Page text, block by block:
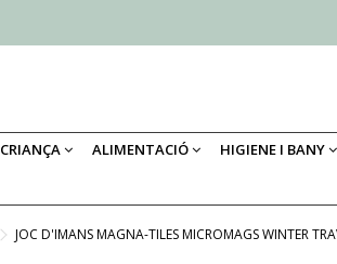
CRIANÇA ALIMENTACIÓ HIGIENE I BANY
JOC D'IMANS MAGNA-TILES MICROMAGS WINTER